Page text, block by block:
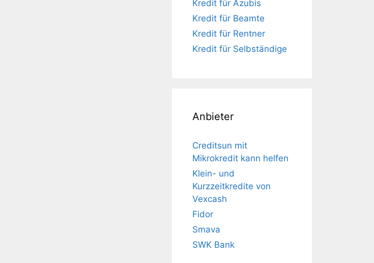
Kredit für Azubis
Kredit für Beamte
Kredit für Rentner
Kredit für Selbständige
Anbieter
Creditsun mit
Mikrokredit kann helfen
Klein- und
Kurzzeitkredite von
Vexcash
Fidor
Smava
SWK Bank